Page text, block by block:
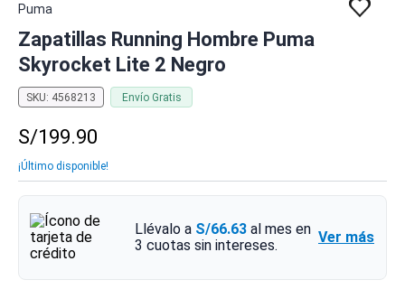
Puma
Zapatillas Running Hombre Puma
Skyrocket Lite 2 Negro
SKU: 4568213 Envío Gratis
S/199.90
¡Último disponible!
Llévalo a S/66.63 al mes en
3 cuotas sin intereses. Ver más
3.
4.
chimpunes
6.
zapatillas nike hombre
7. zapatillas nike mujer